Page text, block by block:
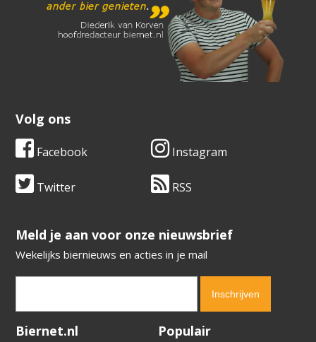
Volg ons
Facebook Instagram
Twitter RSS
​​​​​​​Meld je aan voor onze nieuwsbrief
Wekelijks biernieuws en acties in je mail
Verification code:
Biernet.nl Populair